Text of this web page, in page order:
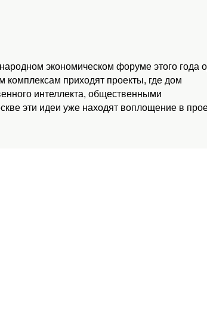
экономическом форуме этого года
приходят проекты, где дом
интеллекта, общественными
эти идеи уже находят воплощение в